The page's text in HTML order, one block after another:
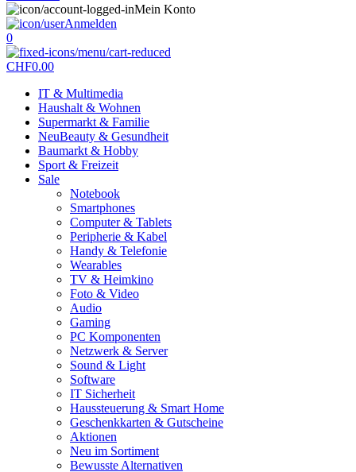
Mein Konto
Anmelden
0
CHF0.00
IT & Multimedia
Haushalt & Wohnen
Supermarkt & Familie
NeuBeauty & Gesundheit
Baumarkt & Hobby
Sport & Freizeit
Sale
Notebook
Smartphones
Computer & Tablets
Peripherie & Kabel
Handy & Telefonie
Wearables
TV & Heimkino
Foto & Video
Audio
Gaming
PC Komponenten
Netzwerk & Server
Sound & Light
Software
IT Sicherheit
Haussteuerung & Smart Home
Geschenkkarten & Gutscheine
Aktionen
Neu im Sortiment
Bewusste Alternativen